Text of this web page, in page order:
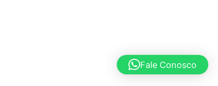
Fale Conosco